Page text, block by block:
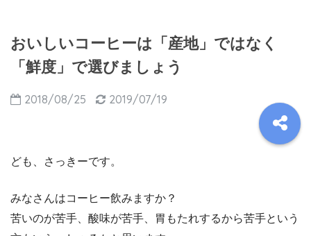
おいしいコーヒーは「産地」ではなく
「鮮度」で選びましょう
2018/08/25 2019/07/19
ども、さっきーです。
みなさんはコーヒー飲みますか？
苦いのが苦手、酸味が苦手、胃もたれするから苦手という